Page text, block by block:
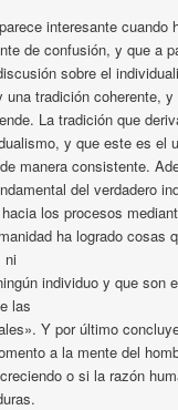
interesante cuando
de confusión, y que a
sobre el
una tradición coherente,
La tradición que
y que este es el
manera consistente.
del verdadero
los procesos
ha logrado cosas
ni
individuo y que son
las
Y por último
a la mente del
o si la razón